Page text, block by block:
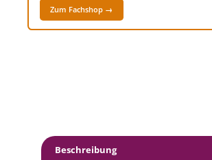
Zum Fachshop →
Beschreibung